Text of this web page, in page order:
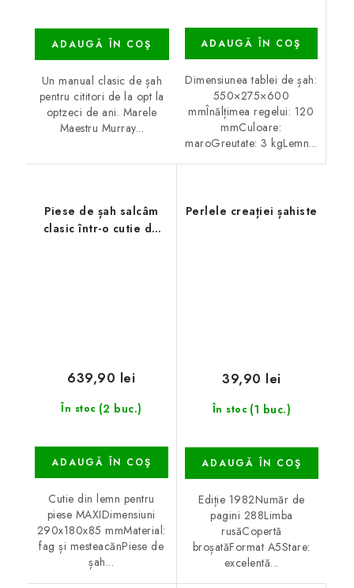
ADAUGĂ ÎN COŞ
Un manual clasic de șah
pentru cititori de la opt la
optzeci de ani. Marele
Maestru Murray...
ADAUGĂ ÎN COŞ
Dimensiunea tablei de șah:
550×275×600
mmÎnălțimea regelui: 120
mmCuloare:
maroGreutate: 3 kgLemn...
Piese de șah salcâm
clasic într-o cutie de
În stoc (2 buc.)
639,90 lei
ADAUGĂ ÎN COŞ
Cutie din lemn pentru
piese MAXIDimensiuni
290x180x85 mmMaterial:
fag și mesteacănPiese de
șah...
Perlele creației șahiste
În stoc (1 buc.)
39,90 lei
ADAUGĂ ÎN COŞ
Ediție 1982Număr de
pagini 288Limba
rusăCopertă
broșatăFormat A5Stare:
excelentă...